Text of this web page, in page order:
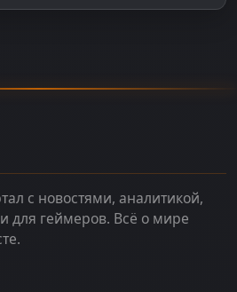
с новостями, аналитикой,
для геймеров. Всё о мире